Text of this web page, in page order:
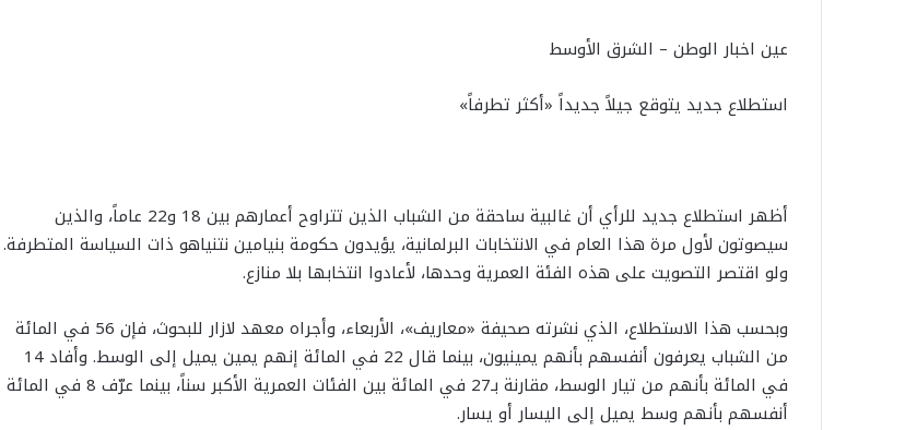
عين اخبار الوطن – الشرق الأوسط
استطلاع جديد يتوقع جيلاً جديداً «أكثر تطرفاً»
أظهر استطلاع جديد للرأي أن غالبية ساحقة من الشباب الذين تتراوح أعمارهم بين 18 و22 عاماً، والذين
سيصوتون لأول مرة هذا العام في الانتخابات البرلمانية، يؤيدون حكومة بنيامين نتنياهو ذات السياسة المتطرفة.
ولو اقتصر التصويت على هذه الفئة العمرية وحدها، لأعادوا انتخابها بلا منازع.
وبحسب هذا الاستطلاع، الذي نشرته صحيفة «معاريف»، الأربعاء، وأجراه معهد لازار للبحوث، فإن 56 في المائة
من الشباب يعرفون أنفسهم بأنهم يمينيون، بينما قال 22 في المائة إنهم يمين يميل إلى الوسط. وأفاد 14
في المائة بأنهم من تيار الوسط، مقارنة بـ27 في المائة بين الفئات العمرية الأكبر سناً، بينما عرّف 8 في المائة
أنفسهم بأنهم وسط يميل إلى اليسار أو يسار.